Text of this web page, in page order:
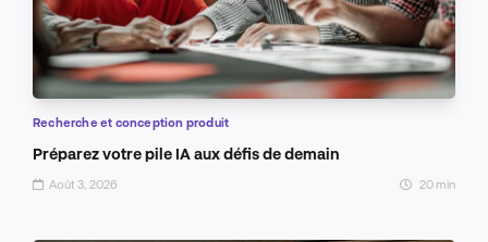
Recherche et conception produit
Préparez votre pile IA aux défis de demain
Août 3, 2026 20 min